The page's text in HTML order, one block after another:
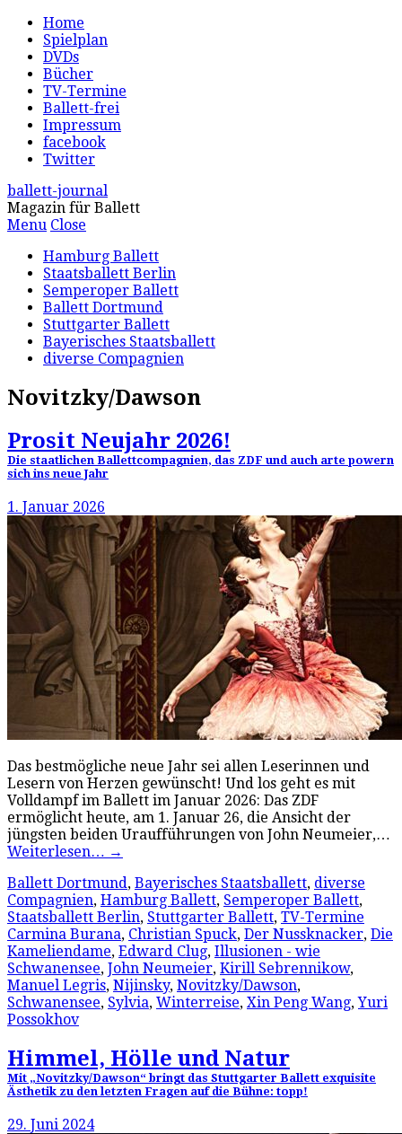
Home
Spielplan
DVDs
Bücher
TV-Termine
Ballett-frei
Impressum
facebook
Twitter
ballett-journal
Magazin für Ballett
Menu Close
Hamburg Ballett
Staatsballett Berlin
Semperoper Ballett
Ballett Dortmund
Stuttgarter Ballett
Bayerisches Staatsballett
diverse Compagnien
Novitzky/Dawson
Prosit Neujahr 2026!
Die staatlichen Ballettcompagnien, das ZDF und auch arte powern
sich ins neue Jahr
1. Januar 2026
Das bestmögliche neue Jahr sei allen Leserinnen und
Lesern von Herzen gewünscht! Und los geht es mit
Volldampf im Ballett im Januar 2026: Das ZDF
ermöglicht heute, am 1. Januar 26, die Ansicht der
jüngsten beiden Uraufführungen von John Neumeier,…
Weiterlesen… →
Ballett Dortmund, Bayerisches Staatsballett, diverse
Compagnien, Hamburg Ballett, Semperoper Ballett,
Staatsballett Berlin, Stuttgarter Ballett, TV-Termine
Carmina Burana, Christian Spuck, Der Nussknacker, Die
Kameliendame, Edward Clug, Illusionen - wie
Schwanensee, John Neumeier, Kirill Sebrennikow,
Manuel Legris, Nijinsky, Novitzky/Dawson,
Schwanensee, Sylvia, Winterreise, Xin Peng Wang,Yuri
Possokhov
Himmel, Hölle und Natur
Mit „Novitzky/Dawson“ bringt das Stuttgarter Ballett exquisite
Ästhetik zu den letzten Fragen auf die Bühne: topp!
29. Juni 2024